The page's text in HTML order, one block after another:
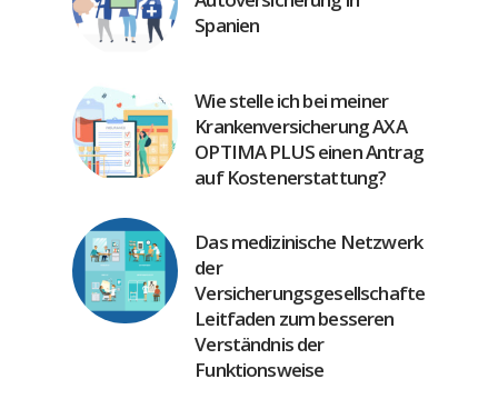
Spanien
Wie stelle ich bei meiner
Krankenversicherung AXA
OPTIMA PLUS einen Antrag
auf Kostenerstattung?
Das medizinische Netzwerk
der
Versicherungsgesellschaften:
Leitfaden zum besseren
Verständnis der
Funktionsweise